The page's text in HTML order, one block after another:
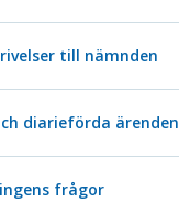
till nämnden
diarieförda ärenden
frågor